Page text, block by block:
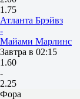
1.75
Атланта Брэйвз
-
Майами Марлинс
Завтра в 02:15
1.60
-
2.25
Фора